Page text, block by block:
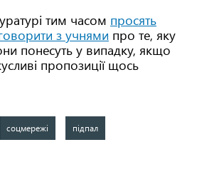
тим часом просять
з учнями про те, яку
понесуть у випадку, якщо
пропозиції щось
соцмережі підпал